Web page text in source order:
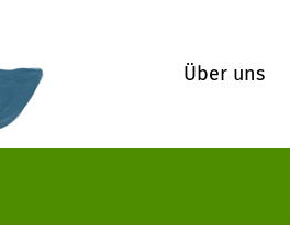
Über uns